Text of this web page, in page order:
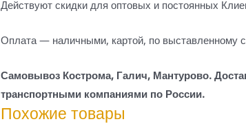
Действуют скидки для оптовых и постоянных
Оплата — наличными, картой, по выставленному
Самовывоз Кострома, Галич, Мантурово.
транспортными компаниями по России.
Похожие товары